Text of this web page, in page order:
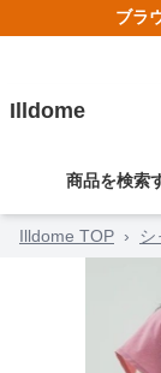
ブラ
Illdome
商品を検索
Illdome TOP ›